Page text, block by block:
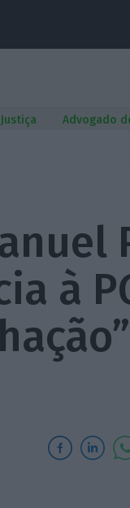
Justiça Advogado
à